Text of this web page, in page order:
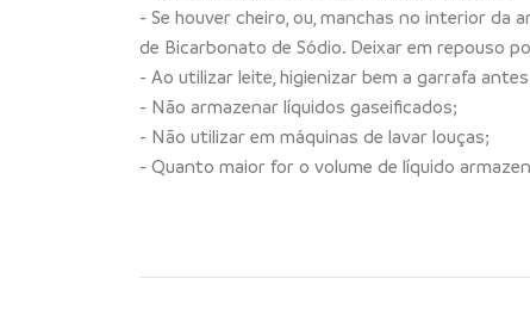
- Se houver cheiro, ou, manchas no interior da
de Bicarbonato de Sódio. Deixar em repouso
- Ao utilizar leite, higienizar bem a garrafa
- Não armazenar líquidos gaseificados;
- Não utilizar em máquinas de lavar louças;
- Quanto maior for o volume de líquido